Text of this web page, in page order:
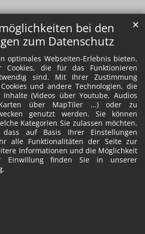
bei den
zum Datenschutz
optimales Webseiten-Erlebnis bieten.
Cookies, die für das Funktionieren
sind. Mit Ihrer Zustimmung
und andere Technologien, die
(Videos über Youtube, Audios
über MapTiler ...) oder zu
genutzt werden. Sie können
Kategorien Sie zulassen möchten.
auf Basis Ihrer Einstellungen
alle Funktionalitäten der Seite zur
Informationen und die Möglichkeit
Einwillung finden Sie in unserer
.
✕